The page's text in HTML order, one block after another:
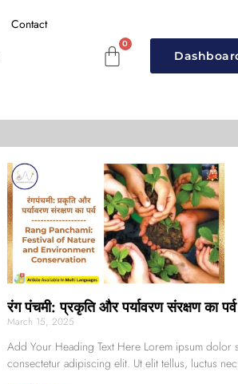
Contact
रंग पंचमी: प्रकृति और पर्यावरण संरक्षण का पर्व
March 15, 2025
Add Your Heading Text Here Lorem ipsum dolor
consectetur adipiscing elit. Ut elit tellus, luctus nec